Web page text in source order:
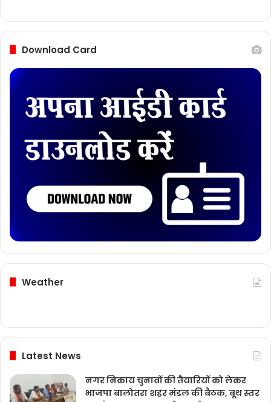
Download Card
Weather
Latest News
नगर निकाय चुनावों की तैयारियों को लेकर
भाजपा बालोतरा शहर मंडल की बैठक, बूथ स्तर